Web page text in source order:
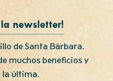
la newsletter!
de Santa Bárbara.
muchos beneficios y
la última.